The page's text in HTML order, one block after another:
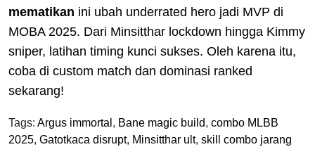
mematikan ini ubah underrated hero jadi MVP di
MOBA 2025. Dari Minsitthar lockdown hingga Kimmy
sniper, latihan timing kunci sukses. Oleh karena itu,
coba di custom match dan dominasi ranked
sekarang!
Tags: Argus immortal , Bane magic build, combo MLBB
2025, Gatotkaca disrupt, Minsitthar ult, skill combo jarang